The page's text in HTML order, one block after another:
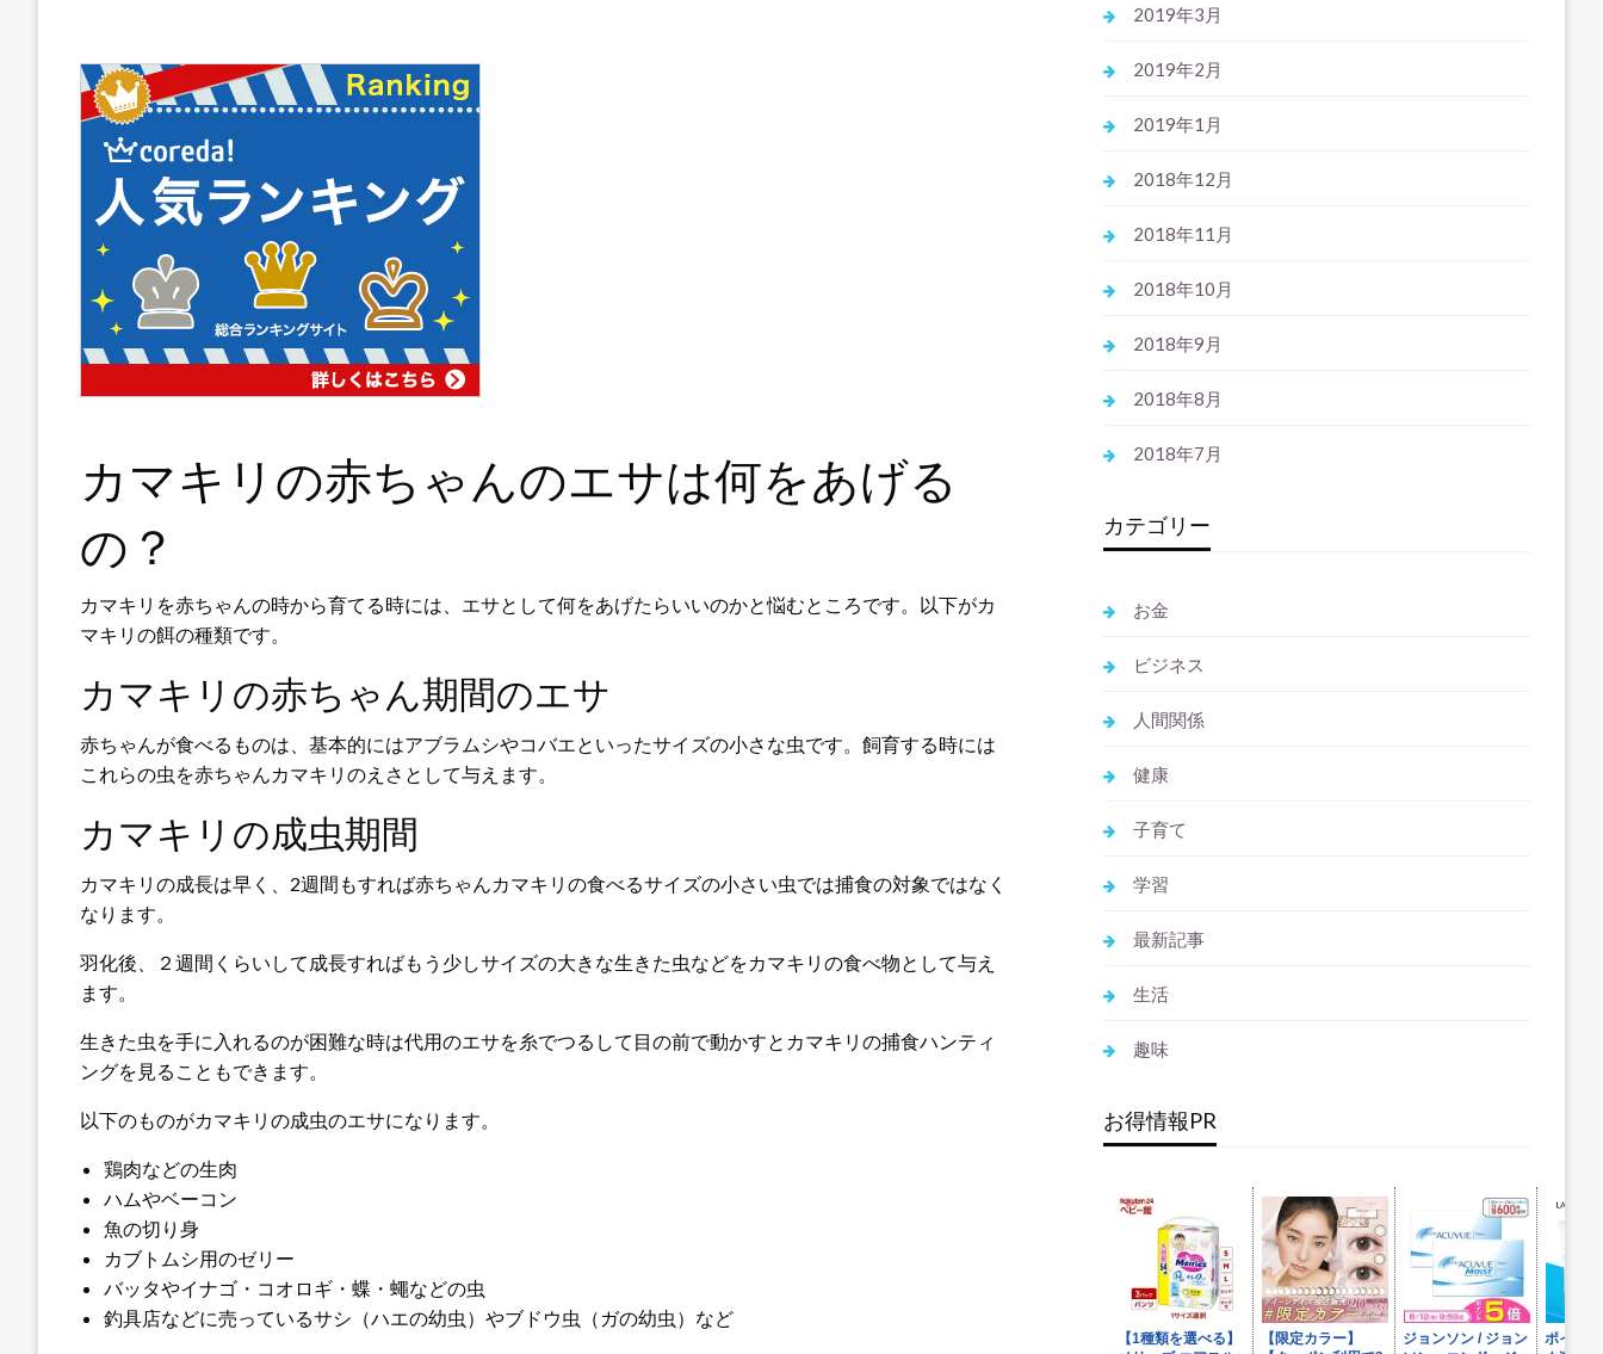
カマキリの赤ちゃんのエサは何をあげる
の？
カマキリを赤ちゃんの時から育てる時には、エサとして何をあげたらいいのかと悩むところです。以下がカ
マキリの餌の種類です。
カマキリの赤ちゃん期間のエサ
赤ちゃんが食べるものは、基本的にはアブラムシやコバエといったサイズの小さな虫です。飼育する時には
これらの虫を赤ちゃんカマキリのえさとして与えます。
カマキリの成虫期間
カマキリの成長は早く、2週間もすれば赤ちゃんカマキリの食べるサイズの小さい虫では捕食の対象ではなく
なります。
羽化後、２週間くらいして成長すればもう少しサイズの大きな生きた虫などをカマキリの食べ物として与え
ます。
生きた虫を手に入れるのが困難な時は代用のエサを糸でつるして目の前で動かすとカマキリの捕食ハンティ
ングを見ることもできます。
以下のものがカマキリの成虫のエサになります。
鶏肉などの生肉
ハムやベーコン
魚の切り身
カブトムシ用のゼリー
バッタやイナゴ・コオロギ・蝶・蠅などの虫
釣具店などに売っているサシ（ハエの幼虫）やブドウ虫（ガの幼虫）など
2019年3月
2019年2月
2019年1月
2018年12月
2018年11月
2018年10月
2018年9月
2018年8月
2018年7月
カテゴリー
お金
ビジネス
人間関係
健康
子育て
学習
最新記事
生活
趣味
お得情報PR